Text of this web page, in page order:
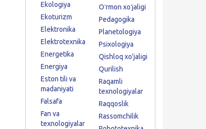
Ekologiya
Ekoturizm
Elektronika
Elektrotexnika
Energetika
Energiya
Eston tili va
madaniyati
Falsafa
Fan va
texnologiyalar
Oʻrmon xoʻjaligi
Pedagogika
Planetologiya
Psixologiya
Qishloq xo'jaligi
Qurilish
Raqamli
texnologiyalar
Raqqoslik
Rassomchilik